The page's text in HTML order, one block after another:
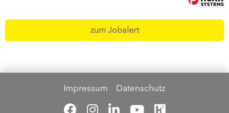
zum Jobalert
Impressum Datenschutz